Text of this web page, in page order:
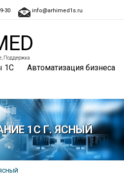
30 info@arhimed1s.ru
Поддержка
1С
Автоматизация бизнеса
1С Г. ЯСНЫЙ